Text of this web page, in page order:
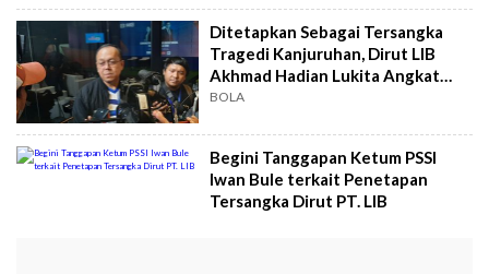
Ditetapkan Sebagai Tersangka
Tragedi Kanjuruhan, Dirut LIB
Akhmad Hadian Lukita Angkat
Bicara
BOLA
Begini Tanggapan Ketum PSSI
Iwan Bule terkait Penetapan
Tersangka Dirut PT. LIB